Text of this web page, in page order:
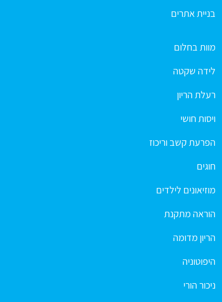
בניית אתרים
מוות בחלום
לידה שקטה
רעלת הריון
ויסות חושי
הפרעת קשב וריכוז
חוגים
מוזיאונים לילדים
הוראה מתקנת
הריון מדומה
היפוטוניה
ניכור הורי